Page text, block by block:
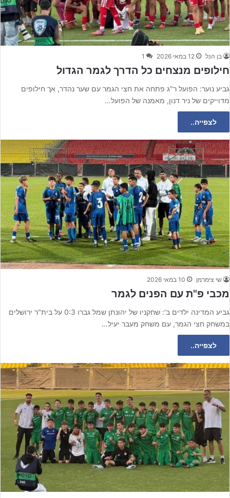
בן הנל 12 במאי 2026 1
חילופים מנצחים כל הדרך לגמר הגדול
גביע נוער: הפועל ר"ג פתחה את חצי הגמר עם שער נהדר, אך חילופים
מדוייקים של ניר דנון, מאמנה של הפועל…
לצפייה..
שי צימרמן 10 במאי 2026
מכבי פ"ת עם הפנים לגמר
גביע המדינה ילדים ב': שחקניו של יהונתן שמל גברו 0:3 על בית"ר ירושלים
במשחק חצי הגמר, עם משחק מעבר יעיל…
לצפייה..